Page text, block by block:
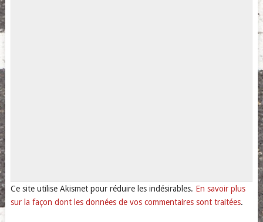
Ce site utilise Akismet pour réduire les indésirables. En savoir plus
sur la façon dont les données de vos commentaires sont traitées.